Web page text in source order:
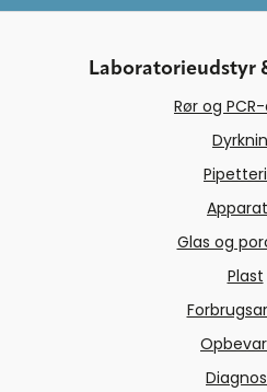
Laboratorieudstyr
Rør og
Glas og
Plast